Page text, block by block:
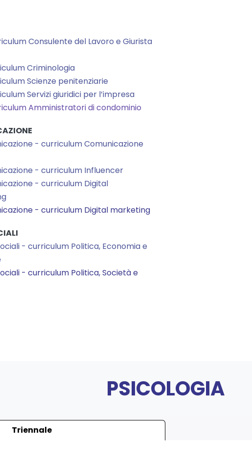
Consulente del Lavoro e Giurista
Criminologia
Scienze penitenziarie
Servizi giuridici per l’impresa
Amministratori di condominio
- curriculum Comunicazione
- curriculum Influencer
- curriculum Digital
- curriculum Digital marketing
- curriculum Politica, Economia e
- curriculum Politica, Società e
PSICOLOGIA
Triennale